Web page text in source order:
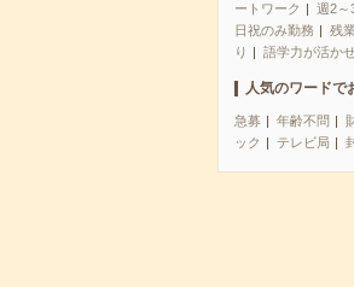
ートワーク
週2～
日祝のみ勤務
残
り
語学力が活か
人気のワードで
急募 年齢不問
ック
テレビ局